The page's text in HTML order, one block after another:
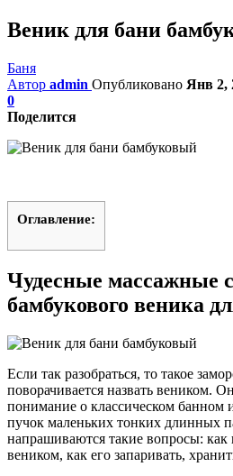
Веник для бани
Баня
Автор admin Опубликовано Янв 2,
0
Поделится
Оглавление:
Чудесные массажные
бамбукового веника
Если так разобраться, то такое
поворачивается назвать веником.
понимание о классическом банном
пучок маленьких тонких длинных
напрашиваются такие вопросы: как
веником, как его запаривать,